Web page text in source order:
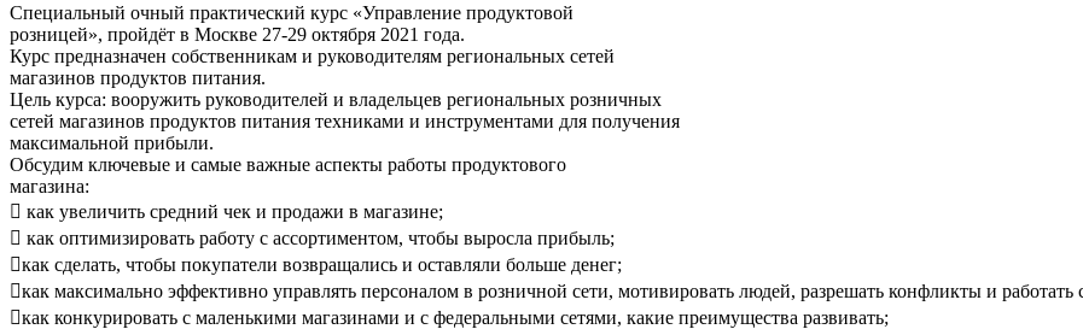
Специальный очный практический курс «Управление продуктовой
розницей», пройдёт в Москве 27-29 октября 2021 года.
Курс предназначен собственникам и руководителям региональных сетей
магазинов продуктов питания.
Цель курса: вооружить руководителей и владельцев региональных розничных
сетей магазинов продуктов питания техниками и инструментами для получения
максимальной прибыли.
Обсудим ключевые и самые важные аспекты работы продуктового
магазина:
 как увеличить средний чек и продажи в магазине;
 как оптимизировать работу с ассортиментом, чтобы выросла прибыль;
как сделать, чтобы покупатели возвращались и оставляли больше денег;
как максимально эффективно управлять персоналом в розничной сети, мотивировать людей, разрешать конфликты и
как конкурировать с маленькими магазинами и с федеральными сетями, какие преимущества развивать;